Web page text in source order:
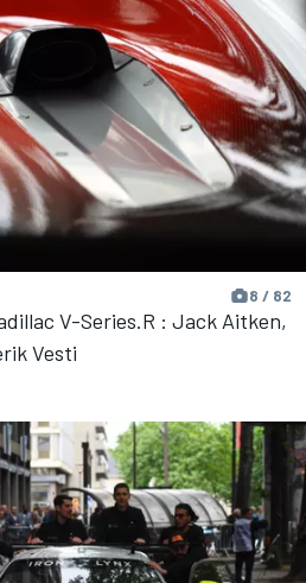
8 / 82
V-Series.R : Jack Aitken,
Vesti